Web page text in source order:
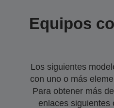
Equipos
Los siguientes
con uno o más
Para obtener más
enlaces siguientes